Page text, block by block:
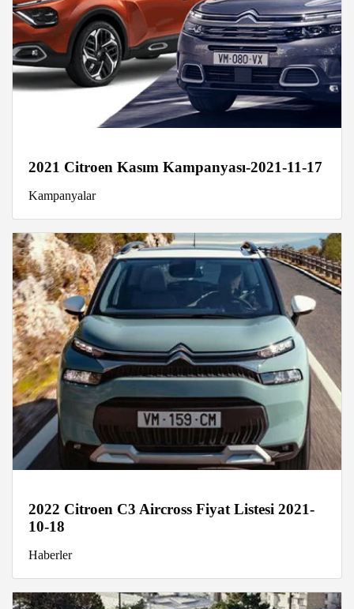
2021 Citroen Kasım Kampanyası-2021-11-17
Kampanyalar
2022 Citroen C3 Aircross Fiyat Listesi 2021-
10-18
Haberler